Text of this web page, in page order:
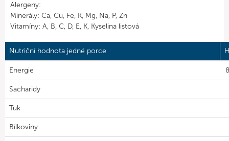
Alergeny:
Minerály: Ca, Cu, Fe, K, Mg, Na, P, Zn
Vitamíny: A, B, C, D, E, K, Kyselina listová
Nutriční hodnota jedné porce
Energie
Sacharidy
Tuk
Bílkoviny